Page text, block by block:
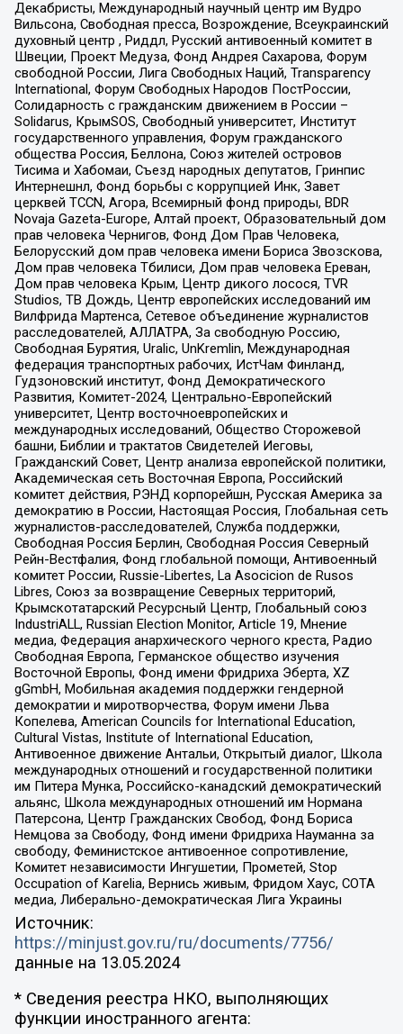
Декабристы, Международный научный центр им Вудро
Вильсона, Свободная пресса, Возрождение, Всеукраинский
духовный центр , Риддл, Русский антивоенный комитет в
Швеции, Проект Медуза, Фонд Андрея Сахарова, Форум
свободной России, Лига Свободных Наций, Transparеncy
International, Форум Свободных Народов ПостРоссии,
Солидарность с гражданским движением в России –
Solidarus, КрымSOS, Свободный университет, Институт
государственного управления, Форум гражданского
общества Россия, Беллона, Союз жителей островов
Тисима и Хабомаи, Съезд народных депутатов, Гринпис
Интернешнл, Фонд борьбы с коррупцией Инк, Завет
церквей TCCN, Агора, Всемирный фонд природы, BDR
Novaja Gazeta-Europe, Алтай проект, Образовательный дом
прав человека Чернигов, Фонд Дом Прав Человека,
Белорусский дом прав человека имени Бориса Звозскова,
Дом прав человека Тбилиси, Дом прав человека Ереван,
Дом прав человека Крым, Центр дикого лосося, TVR
Studios, ТВ Дождь, Центр европейских исследований им
Вилфрида Мартенса, Сетевое объединение журналистов
расследователей, АЛЛАТРА, За свободную Россию,
Свободная Бурятия, Uralic, UnKremlin, Международная
федерация транспортных рабочих, ИстЧам Финланд,
Гудзоновский институт, Фонд Демократического
Развития, Комитет-2024, Центрально-Европейский
университет, Центр восточноевропейских и
международных исследований, Общество Сторожевой
башни, Библии и трактатов Свидетелей Иеговы,
Гражданский Совет, Центр анализа европейской политики,
Академическая сеть Восточная Европа, Российский
комитет действия, РЭНД корпорейшн, Русская Америка за
демократию в России, Настоящая Россия, Глобальная сеть
журналистов-расследователей, Служба поддержки,
Свободная Россия Берлин, Свободная Россия Северный
Рейн-Вестфалия, Фонд глобальной помощи, Антивоенный
комитет России, Russie-Libertes, La Asocicion de Rusos
Libres, Союз за возвращение Северных территорий,
Крымскотатарский Ресурсный Центр, Глобальный союз
IndustriALL, Russian Election Monitor, Article 19, Мнение
медиа, Федерация анархического черного креста, Радио
Свободная Европа, Германское общество изучения
Восточной Европы, Фонд имени Фридриха Эберта, XZ
gGmbH, Мобильная академия поддержки гендерной
демократии и миротворчества, Форум имени Льва
Копелева, American Councils for International Education,
Cultural Vistas, Institute of International Education,
Антивоенное движение Антальи, Открытый диалог, Школа
международных отношений и государственной политики
им Питера Мунка, Российско-канадский демократический
альянс, Школа международных отношений им Нормана
Патерсона, Центр Гражданских Свобод, Фонд Бориса
Немцова за Свободу, Фонд имени Фридриха Науманна за
свободу, Феминистское антивоенное сопротивление,
Комитет независимости Ингушетии, Прометей, Stop
Occupation of Karelia, Вернись живым, Фридом Хаус, СОТА
медиа, Либерально-демократическая Лига Украины
Источник:
https://minjust.gov.ru/ru/documents/7756/
данные на 13.05.2024
* Сведения реестра НКО, выполняющих
функции иностранного агента: